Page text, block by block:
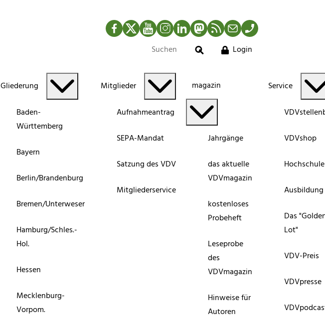
Facebook
TwitterYouTubeInstagram
LinkedInMastodonRSS-Newsfeed
MailTelefon
Suche
Login
Gliederung
Baden-
Württemberg
Bayern
Berlin/Brandenburg
Bremen/Unterweser
Hamburg/Schles.-
Hol.
Hessen
Mecklenburg-
Vorpom.
Mitglieder
Aufnahmeantrag
SEPA-Mandat
Satzung des VDV
Mitgliederservice
magazin
Jahrgänge
das aktuelle
VDVmagazin
kostenloses
Probeheft
Leseprobe
des
VDVmagazin
Hinweise für
Autoren
Service
VDVshop
Ausbildung
Das
Lot"
VDV-Preis
VDVpresse